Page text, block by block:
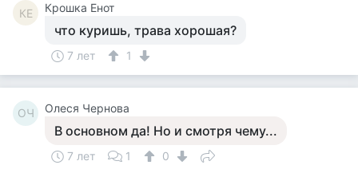
КЕ Крошка Енот
что куришь, трава хорошая?
7 лет 1
ОЧ Олеся Чернова
В основном да! Но и смотря чему...
7 лет 1 0